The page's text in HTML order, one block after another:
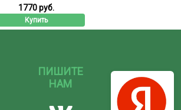
1770 руб.
Купить
ПИШИТЕ
НАМ